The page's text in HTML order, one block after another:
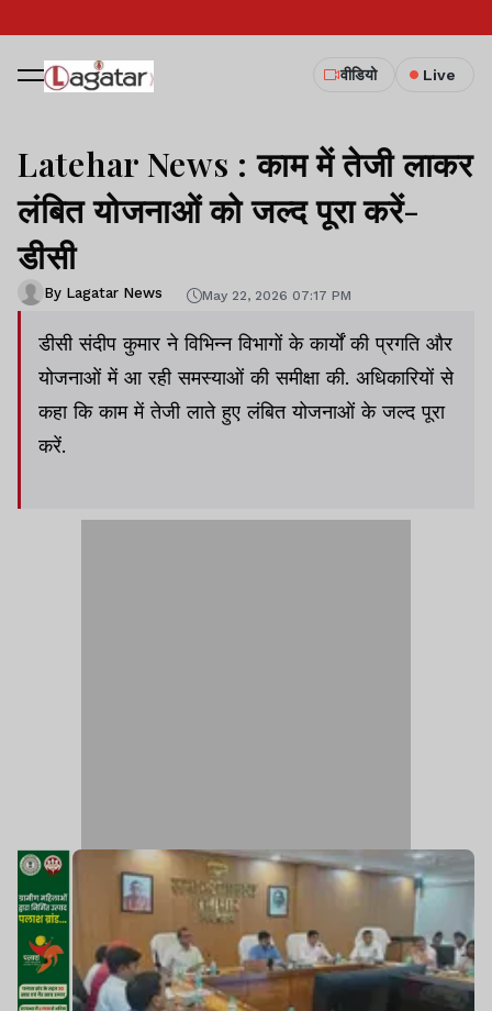
वीडियो Live
Latehar News : काम में तेजी लाकर
लंबित योजनाओं को जल्द पूरा करें-
डीसी
By Lagatar News May 22, 2026 07:17 PM
डीसी संदीप कुमार ने विभिन्न विभागों के कार्यों की प्रगति और
योजनाओं में आ रही समस्याओं की समीक्षा की. अधिकारियों से
कहा कि काम में तेजी लाते हुए लंबित योजनाओं के जल्द पूरा
करें.